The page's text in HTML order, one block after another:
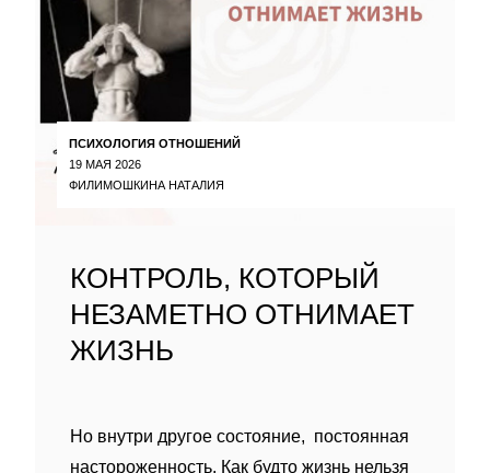
ПСИХОЛОГИЯ ОТНОШЕНИЙ
19 МАЯ 2026
ФИЛИМОШКИНА НАТАЛИЯ
КОНТРОЛЬ, КОТОРЫЙ
НЕЗАМЕТНО ОТНИМАЕТ
ЖИЗНЬ
Но внутри другое состояние, постоянная
настороженность. Как будто жизнь нельзя